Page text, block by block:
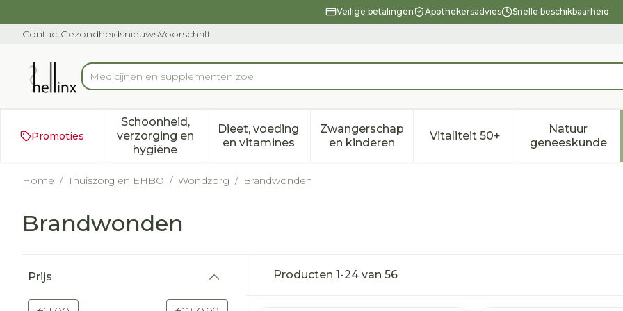
Veilige betalingen Apothekersadvies Snelle beschikbaarheid
ContactGezondheidsnieuwsVoorschrift
Product, merk, categorie...
Promoties
Schoonheid,
verzorging en
hygiëne
Toon submenu voor Schoonheid, verzorging en hygiëne categorie
Dieet, voeding
en vitaminesToon submenu voor Dieet, voeding en vitamines categorie
Zwangerschap
en kinderenToon submenu voor Zwangerschap en
Vitaliteit 50+Toon submenu voor
Natuur
geneeskunde
Toon
Home / Thuiszorg en EHBO / Wondzorg / Brandwonden
Brandwonden
Prijs
Producten 1-24 van 56